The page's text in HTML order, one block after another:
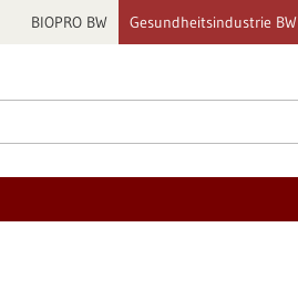
BIOPRO BW Gesundheitsindustrie BW